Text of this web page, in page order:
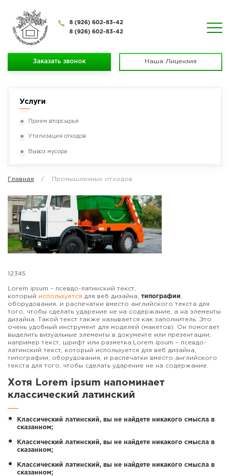
8 (926) 602-83-42
8 (926) 602-83-42
Заказать звонок Наша Лицензия
Услуги
Прием вторсырья
Утилизация отходов
Вывоз мусора
Главная Промышленных отходов
12345
Lorem ipsum – псевдо-латинский текст,
который используется для веб дизайна, типографии
оборудования, и распечатки вместо английского текста для
того, чтобы сделать ударение не на содержание, а на элементы
дизайна. Такой текст также называется как заполнитель. Это
очень удобный инструмент для моделей (макетов). Он помогает
выделить визуальные элементы в документе или презентации,
например текст, шрифт или разметка.Lorem ipsum – псевдо-
латинский текст, который используется для веб дизайна,
типографии, оборудования, и распечатки вместо английского
текста для того, чтобы сделать ударение не на содержание.
Хотя Lorem ipsum напоминает
классический латинский
Классический латинский, вы не найдете никакого смысла в
сказанном;
Классический латинский, вы не найдете никакого смысла в
сказанном;
Классический латинский, вы не найдете никакого смысла в
сказанном;